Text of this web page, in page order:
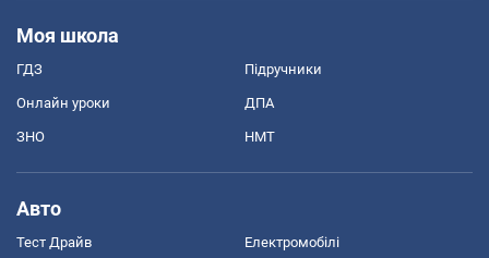
Моя школа
ГДЗ Підручники
Онлайн уроки ДПА
ЗНО НМТ
Авто
Тест Драйв Електромобілі